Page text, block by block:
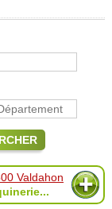
Valdahon
...